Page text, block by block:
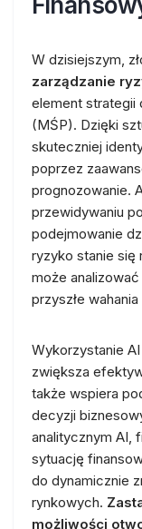
W dzisiejszym,
zarządzanie
element strategii
(MŚP). Dzięki
skuteczniej
poprzez
prognozowanie.
przewidywaniu
podejmowanie
ryzyko stanie się
może
przyszłe
Wykorzystanie
zwiększa
także wspiera
decyzji
analitycznym AI,
sytuację
do dynamicznie
rynkowych.
możliwości